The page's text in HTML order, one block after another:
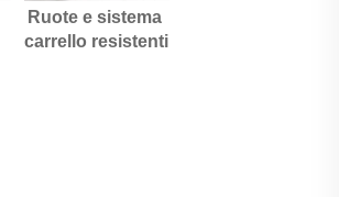
Ruote e sistema